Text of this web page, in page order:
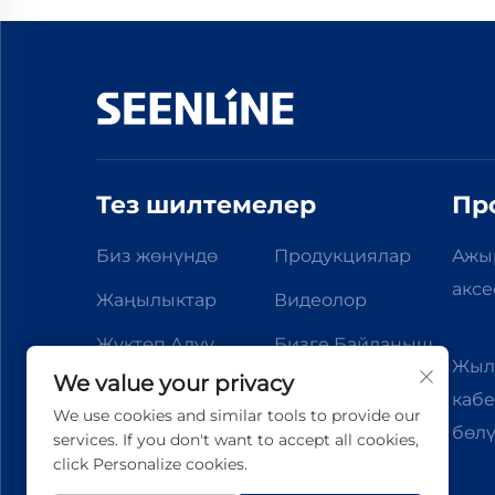
Тез шилтемелер
Биз жөнүндө Продукциялар
Жаңылыктар Видеолор
Жүктөп Алуу Бизге Байланыш
We value your privacy
We use cookies and similar tools to provide our
services. If you don't want to accept all cookies,
click Personalize cookies.